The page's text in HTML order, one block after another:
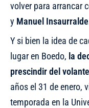
volver para arrancar
y Manuel
Y si bien la idea de
lugar en Boedo, la
prescindir del volante
años el 31 de enero,
temporada en la